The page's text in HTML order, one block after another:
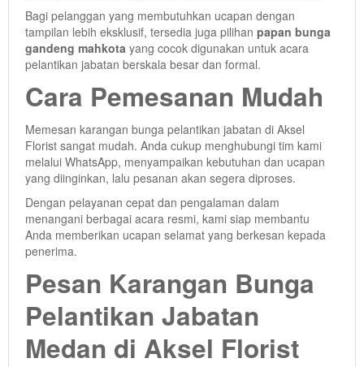
Bagi pelanggan yang membutuhkan ucapan dengan
tampilan lebih eksklusif, tersedia juga pilihan papan bunga
gandeng mahkota yang cocok digunakan untuk acara
pelantikan jabatan berskala besar dan formal.
Cara Pemesanan Mudah
Memesan karangan bunga pelantikan jabatan di Aksel
Florist sangat mudah. Anda cukup menghubungi tim kami
melalui WhatsApp, menyampaikan kebutuhan dan ucapan
yang diinginkan, lalu pesanan akan segera diproses.
Dengan pelayanan cepat dan pengalaman dalam
menangani berbagai acara resmi, kami siap membantu
Anda memberikan ucapan selamat yang berkesan kepada
penerima.
Pesan Karangan Bunga
Pelantikan Jabatan
Medan di Aksel Florist